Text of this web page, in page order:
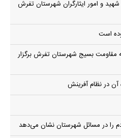
و امور ایثارگران شهرستان تفرش
است
مقاومت بسیج شهرستان تفرش برگزار
آن در نظام آفرینش
را در مسائل شهرستان نشان می‌دهد